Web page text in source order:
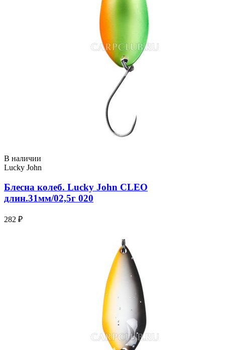
В наличии
Lucky John
Блесна колеб. Lucky John CLEO
длин.31мм/02,5г 020
282 ₽